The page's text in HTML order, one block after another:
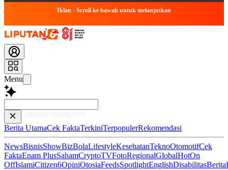
Iklan - Scroll ke bawah untuk melanjutkan
Menu
Baca
Berita UtamaCek FaktaTerkiniTerpopulerRekomendasi
NewsBisnisShowBizBolaLifestyleKesehatanTeknoOtomotifCek
FaktaEnam PlusSahamCryptoTVFotoRegionalGlobalHotOn
OffIslamiCitizen6OpiniOtosiaFeedsSpotlightEnglishDisabilitasBerita